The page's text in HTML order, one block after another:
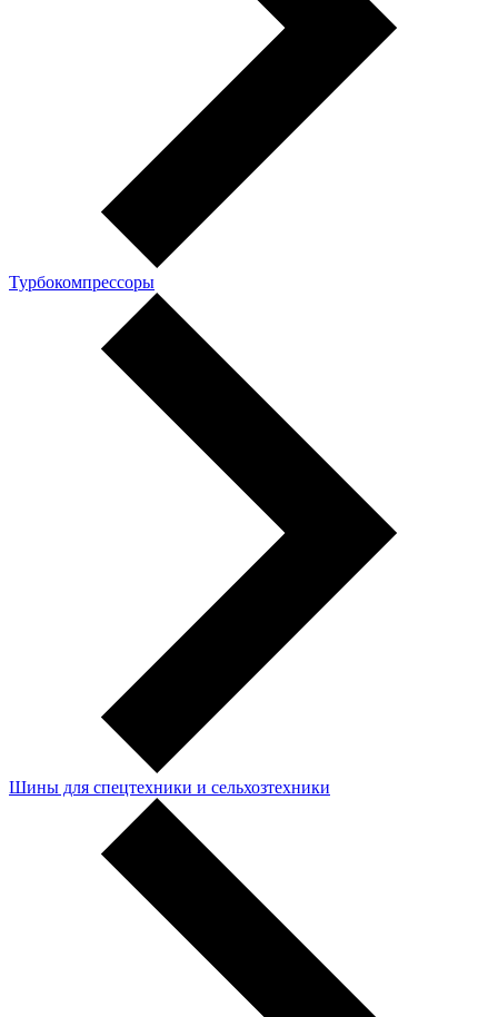
Турбокомпрессоры
Шины для спецтехники и сельхозтехники